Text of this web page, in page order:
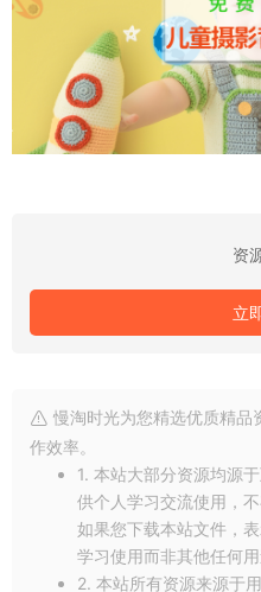
资
立
慢淘时光为您精选优质精品
作效率。
1. 本站大部分资源均源
供个人学习交流使用，
如果您下载本站文件，
学习使用而非其他任何用
2. 本站所有资源来源于